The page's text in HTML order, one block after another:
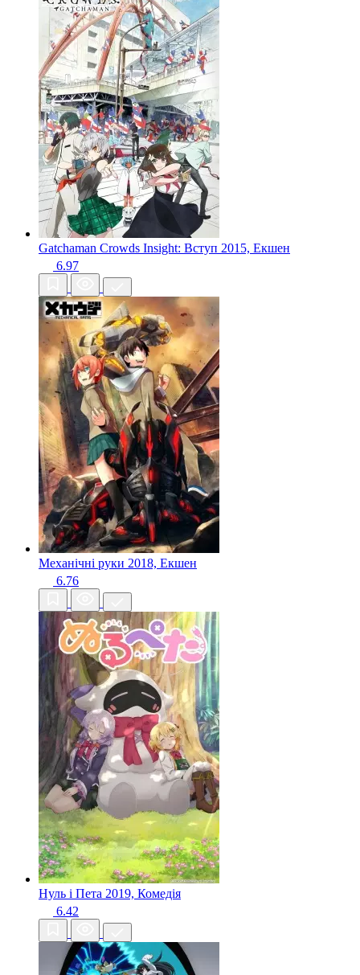
Gatchaman Crowds Insight: Вступ 2015, Екшен
6.97
Механічні руки 2018, Екшен
6.76
Нуль і Пета 2019, Комедія
6.42